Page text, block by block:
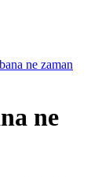
ne zaman
ne